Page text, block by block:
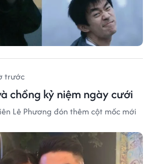
trước
chồng kỷ niệm ngày cưới
Lê Phương đón thêm cột mốc mới